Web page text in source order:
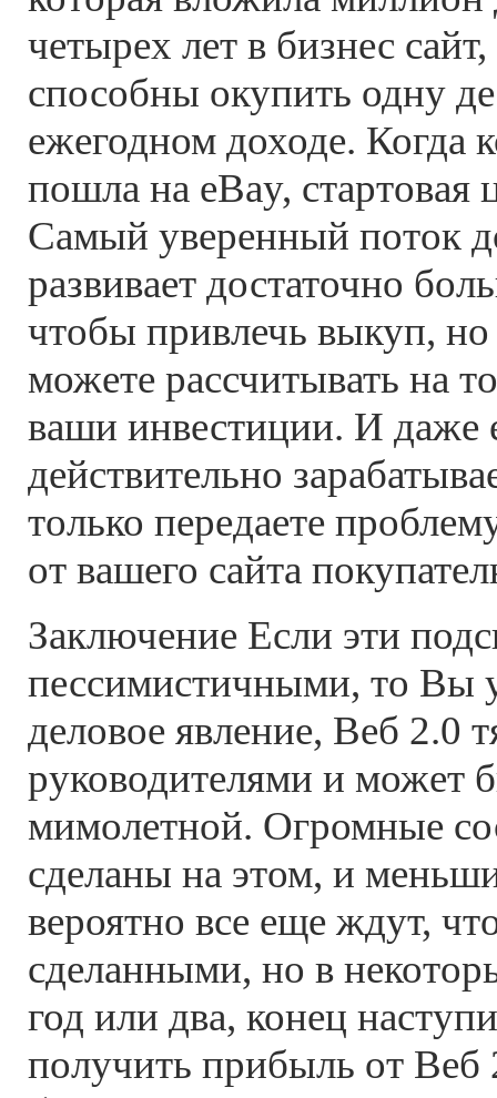
четырех лет в бизнес
способны окупить одну
ежегодном доходе. Когда
пошла на eBay, стартовая
Самый уверенный поток
развивает достаточно
чтобы привлечь выкуп,
можете рассчитывать на
ваши инвестиции. И даже
действительно
только передаете
от вашего сайта
Заключение Если эти
пессимистичными, то Вы
деловое явление, Веб 2.0
руководителями и может
мимолетной. Огромные
сделаны на этом, и
вероятно все еще ждут,
сделанными, но в
год или два, конец
получить прибыль от